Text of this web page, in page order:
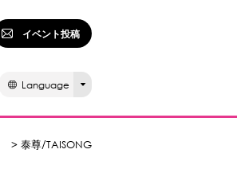
イベント投稿
Language
> 泰尊/TAISONG